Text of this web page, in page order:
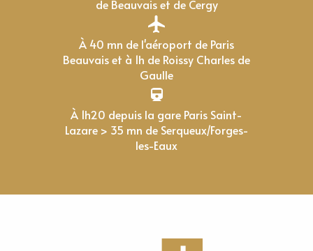
de Beauvais et de Cergy
À 40 mn de l'aéroport de Paris
Beauvais et à 1h de Roissy Charles de
Gaulle
À 1h20 depuis la gare Paris Saint-
Lazare > 35 mn de Serqueux/Forges-
les-Eaux